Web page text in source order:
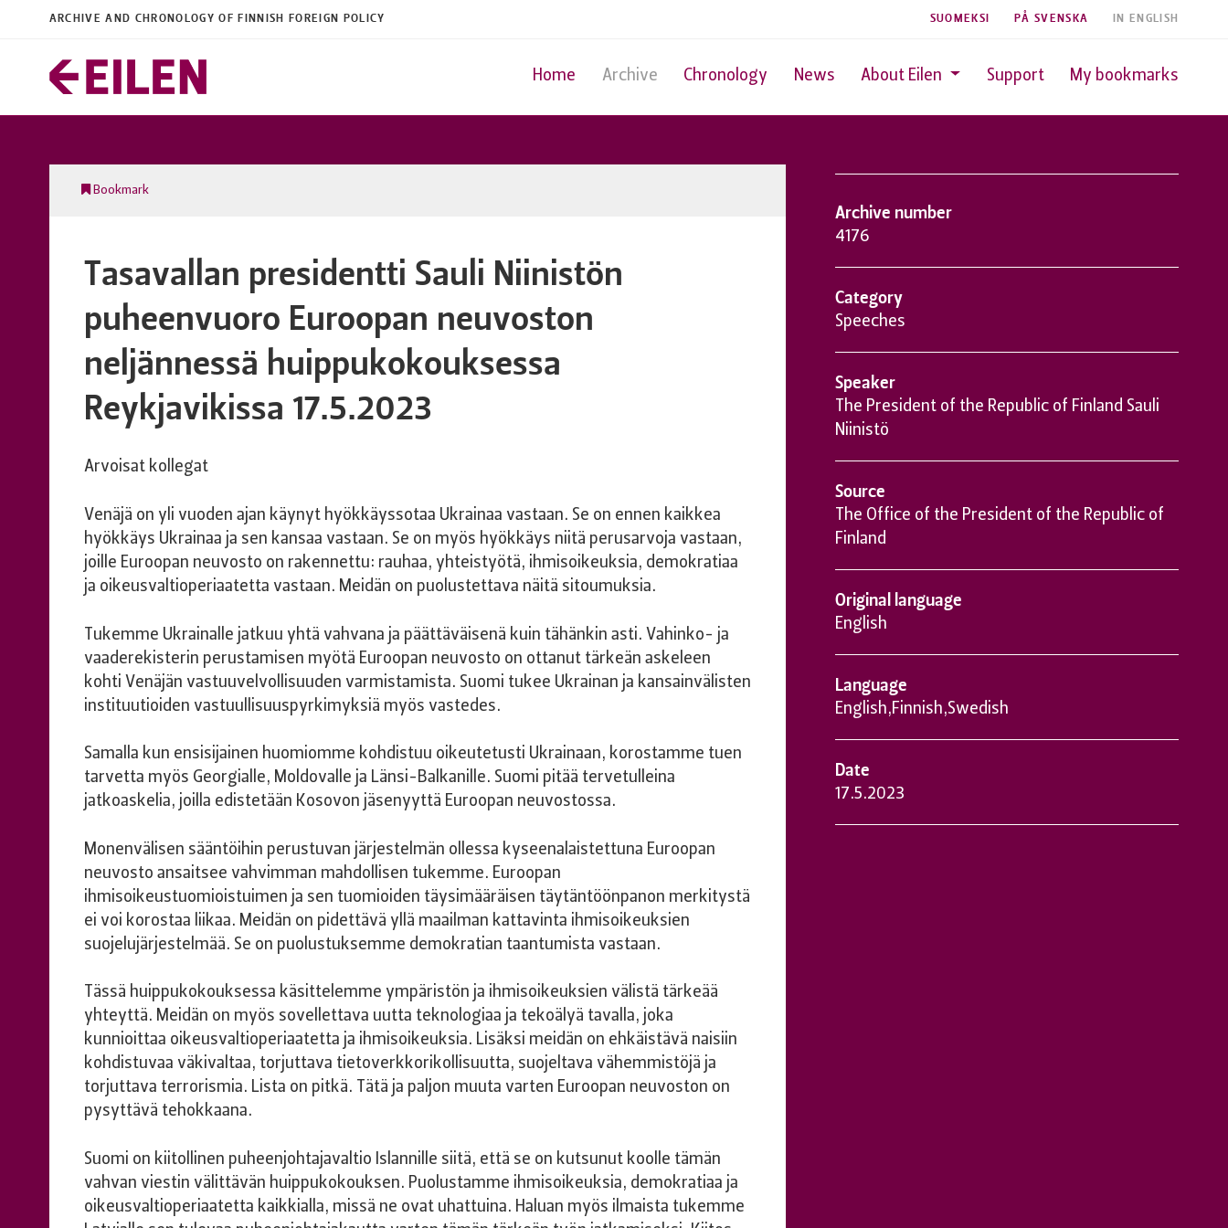
ARCHIVE AND CHRONOLOGY OF FINNISH FOREIGN POLICY SUOMEKSI PÅ SVENSKA IN ENGLISH
Home Archive Chronology News About Eilen Support My bookmarks
Bookmark
Tasavallan presidentti Sauli Niinistön
puheenvuoro Euroopan neuvoston
neljännessä huippukokouksessa
Reykjavikissa 17.5.2023
Arvoisat kollegat
Venäjä on yli vuoden ajan käynyt hyökkäyssotaa Ukrainaa vastaan. Se on ennen kaikkea
hyökkäys Ukrainaa ja sen kansaa vastaan. Se on myös hyökkäys niitä perusarvoja vastaan,
joille Euroopan neuvosto on rakennettu: rauhaa, yhteistyötä, ihmisoikeuksia, demokratiaa
ja oikeusvaltioperiaatetta vastaan. Meidän on puolustettava näitä sitoumuksia.
Tukemme Ukrainalle jatkuu yhtä vahvana ja päättäväisenä kuin tähänkin asti. Vahinko- ja
vaaderekisterin perustamisen myötä Euroopan neuvosto on ottanut tärkeän askeleen
kohti Venäjän vastuuvelvollisuuden varmistamista. Suomi tukee Ukrainan ja kansainvälisten
instituutioiden vastuullisuuspyrkimyksiä myös vastedes.
Samalla kun ensisijainen huomiomme kohdistuu oikeutetusti Ukrainaan, korostamme tuen
tarvetta myös Georgialle, Moldovalle ja Länsi-Balkanille. Suomi pitää tervetulleina
jatkoaskelia, joilla edistetään Kosovon jäsenyyttä Euroopan neuvostossa.
Monenvälisen sääntöihin perustuvan järjestelmän ollessa kyseenalaistettuna Euroopan
neuvosto ansaitsee vahvimman mahdollisen tukemme. Euroopan
ihmisoikeustuomioistuimen ja sen tuomioiden täysimääräisen täytäntöönpanon merkitystä
ei voi korostaa liikaa. Meidän on pidettävä yllä maailman kattavinta ihmisoikeuksien
suojelujärjestelmää. Se on puolustuksemme demokratian taantumista vastaan.
Tässä huippukokouksessa käsittelemme ympäristön ja ihmisoikeuksien välistä tärkeää
yhteyttä. Meidän on myös sovellettava uutta teknologiaa ja tekoälyä tavalla, joka
kunnioittaa oikeusvaltioperiaatetta ja ihmisoikeuksia. Lisäksi meidän on ehkäistävä naisiin
kohdistuvaa väkivaltaa, torjuttava tietoverkkorikollisuutta, suojeltava vähemmistöjä ja
torjuttava terrorismia. Lista on pitkä. Tätä ja paljon muuta varten Euroopan neuvoston on
pysyttävä tehokkaana.
Suomi on kiitollinen puheenjohtajavaltio Islannille siitä, että se on kutsunut koolle tämän
vahvan viestin välittävän huippukokouksen. Puolustamme ihmisoikeuksia, demokratiaa ja
oikeusvaltioperiaatetta kaikkialla, missä ne ovat uhattuina. Haluan myös ilmaista tukemme
Archive number
4176
Category
Speeches
Speaker
The President of the Republic of Finland Sauli
Niinistö
Source
The Office of the President of the Republic of
Finland
Original language
English
Language
English,Finnish,Swedish
Date
17.5.2023